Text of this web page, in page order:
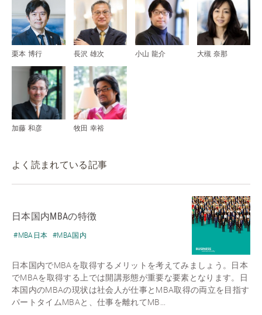
栗本 博行 長沢 雄次 小山 龍介 大槻 奈那
加藤 和彦 牧田 幸裕
よく読まれている記事
日本国内MBAの特徴
#MBA日本 #MBA国内
日本国内でMBAを取得するメリットを考えてみましょう。日本
でMBAを取得する上では開講形態が重要な要素となります。日
本国内のMBAの現状は社会人が仕事とMBA取得の両立を目指す
パートタイムMBAと、仕事を離れてMB...